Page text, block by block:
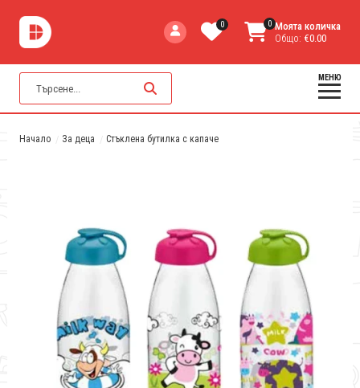
0 0 Моята количка
Общо: €0.00
МЕНЮ
Начало За деца Стъклена бутилка с капаче